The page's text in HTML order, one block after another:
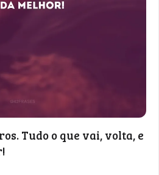
Tudo o que vai, volta, e